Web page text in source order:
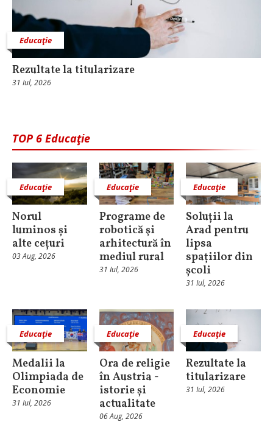
Educaţie
Rezultate la titularizare
31 Iul, 2026
TOP 6 Educaţie
Educaţie
Norul
luminos și
alte cețuri
03 Aug, 2026
Educaţie
Programe de
robotică şi
arhitectură în
mediul rural
31 Iul, 2026
Educaţie
Soluții la
Arad pentru
lipsa
spațiilor din
școli
31 Iul, 2026
Educaţie
Medalii la
Olimpiada de
Economie
31 Iul, 2026
Educaţie
Ora de religie
în Austria -
istorie și
actualitate
06 Aug, 2026
Educaţie
Rezultate la
titularizare
31 Iul, 2026